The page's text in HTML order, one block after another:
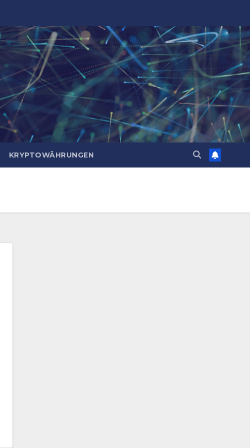
KRYPTOWÄHRUNGEN